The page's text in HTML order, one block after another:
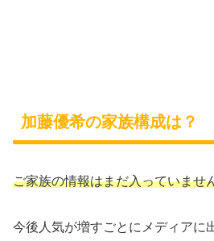
加藤優希の家族構成は？
ご家族の情報はまだ入っていませ
今後人気が増すごとにメディアに